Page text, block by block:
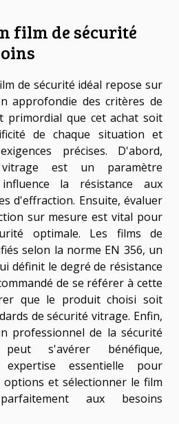
film de sécurité
de sécurité idéal repose sur
approfondie des critères de
primordial que cet achat soit
de chaque situation et
précises. D'abord,
est un paramètre
la résistance aux
d'effraction. Ensuite, évaluer
sur mesure est vital pour
optimale. Les films de
selon la norme EN 356, un
définit le degré de résistance
de se référer à cette
que le produit choisi soit
de sécurité vitrage. Enfin,
professionnel de la sécurité
s'avérer bénéfique,
essentielle pour
et sélectionner le film
aux besoins